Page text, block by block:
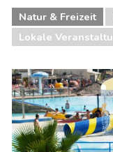
Natur & Freizeit
Lokale